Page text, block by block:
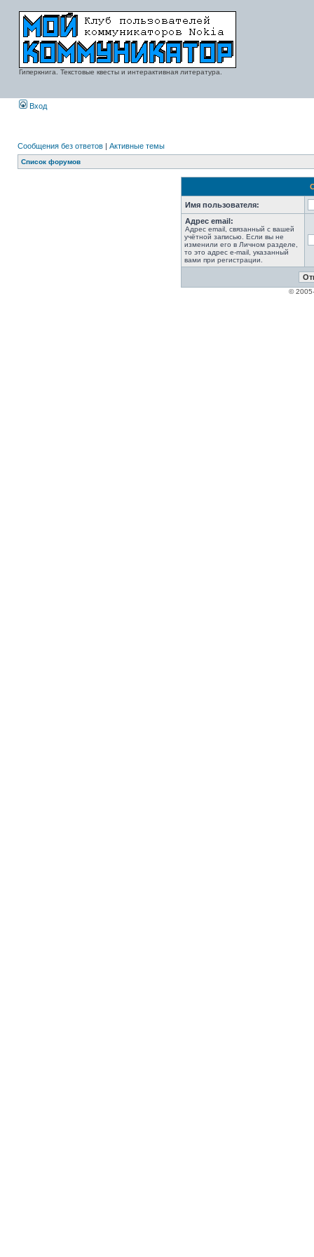
Гиперкнига. Текстовые квесты и интерактивная литература.
Вход
Сообщения без ответов | Активные темы
Список форумов
Имя пользователя:
Адрес email:
Адрес email, связанный с вашей
учётной записью. Если вы не
изменили его в Личном разделе,
то это адрес e-mail, указанный
вами при регистрации.
©